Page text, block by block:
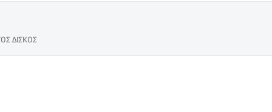
ΔΊΣΚΟΣ